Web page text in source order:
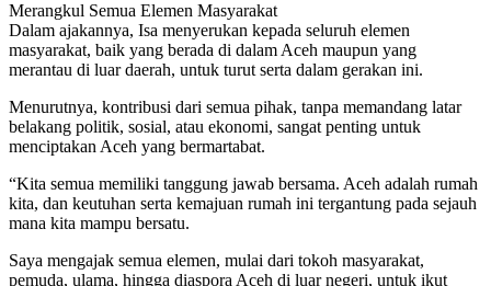
Merangkul Semua Elemen Masyarakat
Dalam ajakannya, Isa menyerukan kepada seluruh elemen
masyarakat, baik yang berada di dalam Aceh maupun yang
merantau di luar daerah, untuk turut serta dalam gerakan ini.
Menurutnya, kontribusi dari semua pihak, tanpa memandang latar
belakang politik, sosial, atau ekonomi, sangat penting untuk
menciptakan Aceh yang bermartabat.
“Kita semua memiliki tanggung jawab bersama. Aceh adalah rumah
kita, dan keutuhan serta kemajuan rumah ini tergantung pada sejauh
mana kita mampu bersatu.
Saya mengajak semua elemen, mulai dari tokoh masyarakat,
pemuda, ulama, hingga diaspora Aceh di luar negeri, untuk ikut